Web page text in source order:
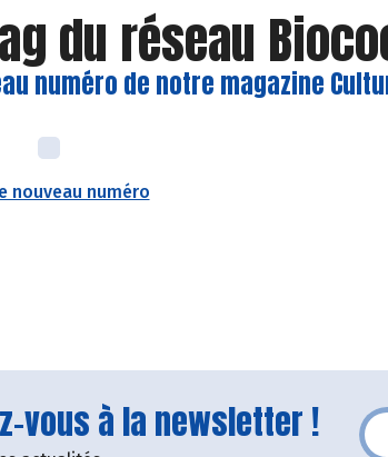
du réseau
numéro de notre magazine
nouveau numéro
vous à la newsletter !